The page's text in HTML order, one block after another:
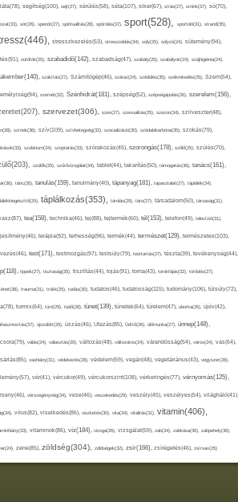
segítség(100), sejt(27), sérülés(58), séta(107), siker(67), sírás(27), smink(37), só(70),
sör(26), spenót(27), spiritualitás(28), spórolás(37), sport(528), sportoló(31), strand(35),
stresszkezelés(53), stresszoldás(34), súly(25), súlyzó(24), sütemény(94),
sütőtök(25), szabadidő(142), szabadság(47), szabály(25), szabályok(24), szájhigiénia(24),
szakítás(27), Számítógép(46), száraz(24), szédülés(35), székrekedés(25), Szem(54),
szemét(32), Szénhidrát(181), szépség(52), szépségápolás(26), szerelem(156),
szervezet(306), szex(27), szexualitás(25), szezon(34), szilveszter(48),
színek(36), szív(109), szívbetegség(32), szocializáció(30), szódabikarbóna(35), szokás(79),
szolárium(24), szoptatás(33), szórakozás(45), szorongás(178), szőlő(25), szülés(70),
szülők(25), szűrővizsgálat(34), tablet(44), takarítás(50), támogatás(36), tanács(161),
tánc(26), tanulás(159), tanulmány(40), tápanyag(181), tapasztalat(27), táplálék(34),
táplálkozás(353), tárolás(29), társ(27), társadalom(50), társaság(31),
tea(158), technika(46), tej(88), tejtermék(60), tél(153), telefon(49), televízió(31),
terápia(92), terhesség(96), termék(44), természet(129), természetes(103),
test(171), testmozgás(97), testsúly(79), testtartás(27), tészta(39), tevékenység(44),
tippek(27), tisztaság(35), tisztítás(44), tojás(91), torna(43), torokfájás(32), törődés(27),
trauma(31), trükk(25), tudás(30), tudatos(46), tudatosság(115), tudomány(106), túlsúly(72),
turmix(64), túró(29), tüdő(28), tünet(139), tünetek(64), türelem(47), uborka(26), újév(42),
újszülött(26), úszás(46), Utazás(85), Üdítő(26), ülőmunka(27), ünnep(148),
válás(24), választás(29), változás(48), változatos(24), várandósság(54), város(24), vas(64),
vashiány(31), védekezés(28), védelem(59), vegán(48), vegetáriánus(43), vegyszer(28),
vér(41), vércukor(49), vércukorszint(108), vérkeringés(77), vérnyomás(125),
vérszegénység(34), vese(46), veszekedés(29), veszély(45), veszélyes(54), világháló(41),
vírus(82), viselkedés(86), viszketés(30), vita(34), vitalitás(31), vitamin(406),
vitaminok(86), víz(184), vizsga(26), vizsgálat(59), zab(34), zabkása(36), zabpehely(36),
zene(85), zöldség(304), zöldségek(32), zsír(166), zsírégetés(46), zsírsav(25)